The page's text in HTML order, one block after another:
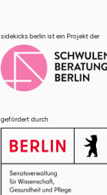
sidekicks.berlin ist ein Projekt der
gefördert durch